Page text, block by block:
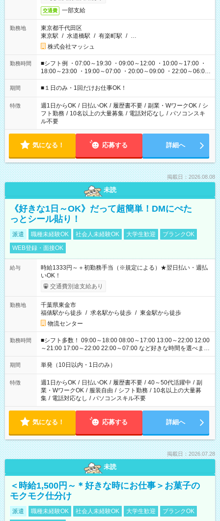
交通費 一部支給
勤務地
東京都千代田区
東京駅 / 水道橋駅 / 有楽町駅 / …
株式会社マッシュ
勤務時間
■シフト例 ・07:00～19:30 ・09:00～12:00 ・10:00～17:00 ・
18:00～23:00 ・19:00～07:00 ・20:00～09:00 ・22:00～06:00
etc ★最短で3時間で5,120円のお仕事から 15時間で2万円近く稼
げるお仕事も！ ご希望のお時間に合わせてご紹介！ ※シフトは
ください！
期間 ■１日のみ・1回だけお仕事OK！
特徴 週1日からOK / 日払いOK / 履歴書不要 / 副業・WワークOK / シ
フト勤務 / 10名以上の大量募集 / 電話対応なし / パソコンスキ
ル不要
気になる！ 応募する 詳細へ
掲載日：2026.08.08
未読
《好きな1日～OK》だって超簡単！DMにぺた
っとシール貼り！
派遣 職種未経験OK 社会人未経験OK 大学生歓迎
ブランクOK
WEB登録・面接OK
給与
時給1333円～＋初勤務手当（※規定による）★翌日払い・週払
いOK！
交通費別途支給あり
勤務地
千葉県東金市
福俵駅から徒歩 / 求名駅から徒歩 / 東金駅から徒歩
物流センター
勤務時間
■シフト多数！ 09:00～18:00 08:00～17:00 13:00～22:00 12:00
～21:00 17:00～22:00 22:00～07:00 など好きな時間を選べま
す！
期間 単発（10日以内・1日のみ）
特徴 週1日からOK / 日払いOK / 履歴書不要 / 40～50代活躍中 / 副
業・WワークOK / 服装自由 / シフト勤務 / 10名以上の大量募
集 / 電話対応なし / パソコンスキル不要
気になる！ 応募する 詳細へ
掲載日：2026.07.28
未読
＜時給1,500円～＊好きな時にお仕事＞お菓子の
モクモク仕分け
派遣 職種未経験OK 社会人未経験OK 大学生歓迎
ブランクOK